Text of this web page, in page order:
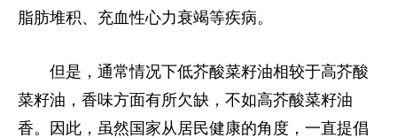
脂肪堆积、充血性心力衰竭等疾病。
但是，通常情况下低芥酸菜籽油相较于高芥酸
菜籽油，香味方面有所欠缺，不如高芥酸菜籽油
香。因此，虽然国家从居民健康的角度，一直提倡